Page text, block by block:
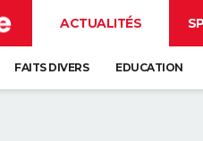
ACTUALITÉS
FAITS DIVERS EDUCATION